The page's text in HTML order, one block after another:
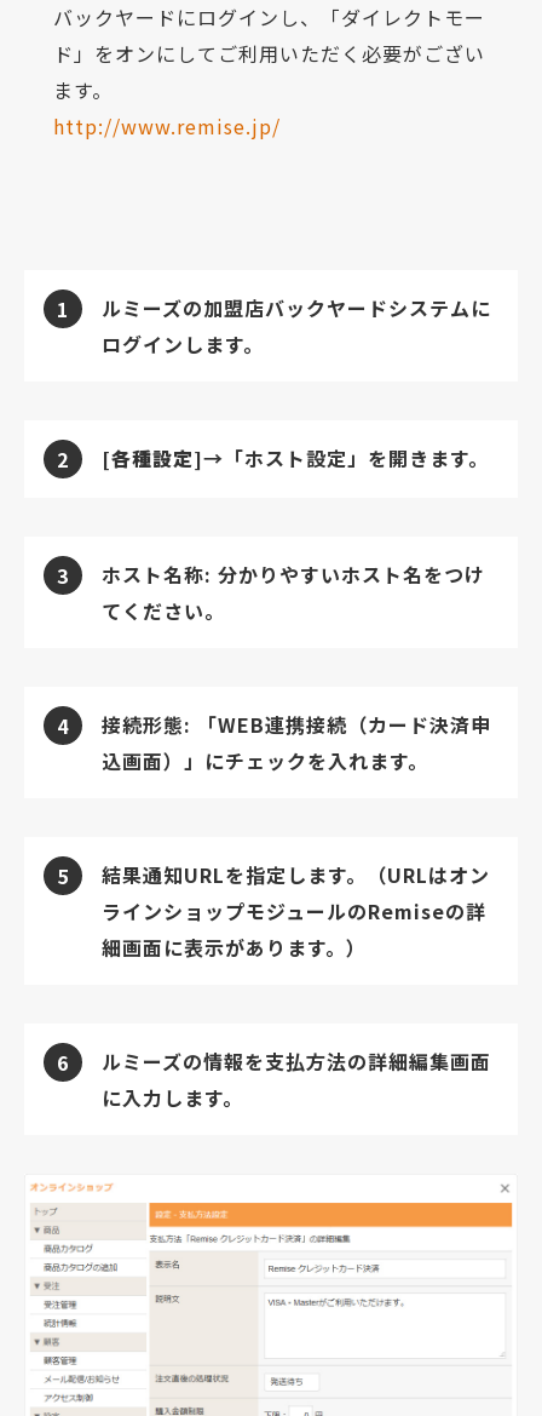
バックヤードにログインし、「ダイレクトモー
ド」をオンにしてご利用いただく必要がござい
ます。
http://www.remise.jp/
1
ルミーズの加盟店バックヤードシステムに
ログインします。
2 [各種設定]→「ホスト設定」を開きます。
3
ホスト名称: 分かりやすいホスト名をつけ
てください。
4
接続形態: 「WEB連携接続（カード決済申
込画面）」にチェックを入れます。
5
結果通知URLを指定します。（URLはオン
ラインショップモジュールのRemiseの詳
細画面に表示があります。）
6
ルミーズの情報を支払方法の詳細編集画面
に入力します。